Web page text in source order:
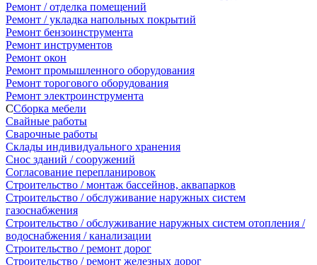
Ремонт / отделка помещений
Ремонт / укладка напольных покрытий
Ремонт бензоинструмента
Ремонт инструментов
Ремонт окон
Ремонт промышленного оборудования
Ремонт торогового оборудования
Ремонт электроинструмента
ССборка мебели
Свайные работы
Сварочные работы
Склады индивидуального хранения
Снос зданий / сооружений
Согласование перепланировок
Строительство / монтаж бассейнов, аквапарков
Строительство / обслуживание наружных систем
газоснабжения
Строительство / обслуживание наружных систем отопления /
водоснабжения / канализации
Строительство / ремонт дорог
Строительство / ремонт железных дорог